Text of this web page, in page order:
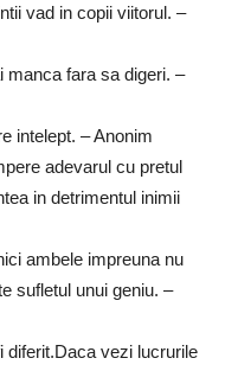
vad in copii viitorul. –
manca fara sa digeri. –
intelept. – Anonim
adevarul cu pretul
in detrimentul inimii
ambele impreuna nu
sufletul unui geniu. –
diferit.Daca vezi lucrurile